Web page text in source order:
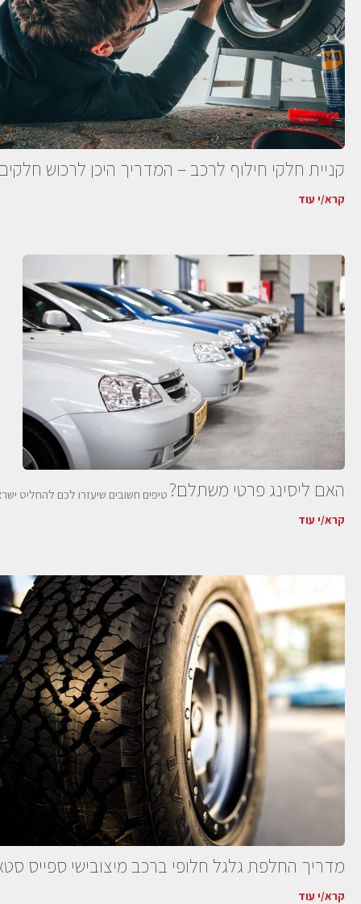
קניית חלקי חילוף לרכב – המדריך היכן לרכוש
קרא/י עוד
האם ליסינג פרטי משתלם?טיפים חשובים שיעזרו לכם להחליט
קרא/י עוד
מדריך החלפת גלגל חלופי ברכב מיצובישי ספייס
קרא/י עוד